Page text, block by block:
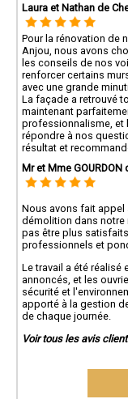
Laura et Nathan de
Pour la rénovation de
Anjou, nous avons
les conseils de nos
renforcer certains
avec une grande
La façade a retrouvé
maintenant
professionnalisme, et
répondre à nos
résultat et
Mr et Mme GOURDON
Nous avons fait appel
démolition dans notre
pas être plus
professionnels et
Le travail a été réalisé
annoncés, et les
sécurité et
apporté à la gestion
de chaque journée.
Voir tous les avis